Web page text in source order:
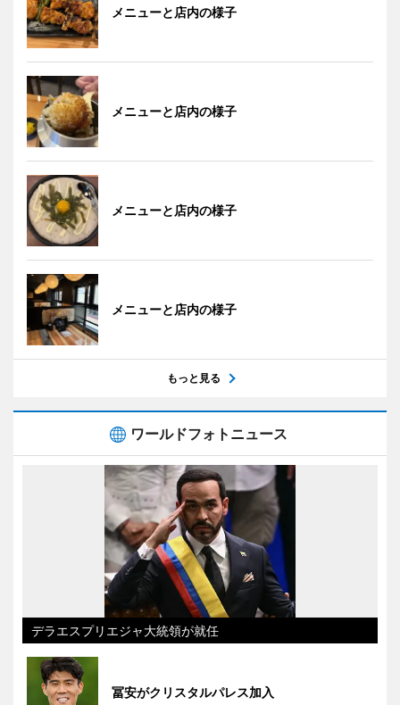
メニューと店内の様子
メニューと店内の様子
メニューと店内の様子
メニューと店内の様子
もっと見る
ワールドフォトニュース
デラエスプリエジャ大統領が就任
冨安がクリスタルパレス加入